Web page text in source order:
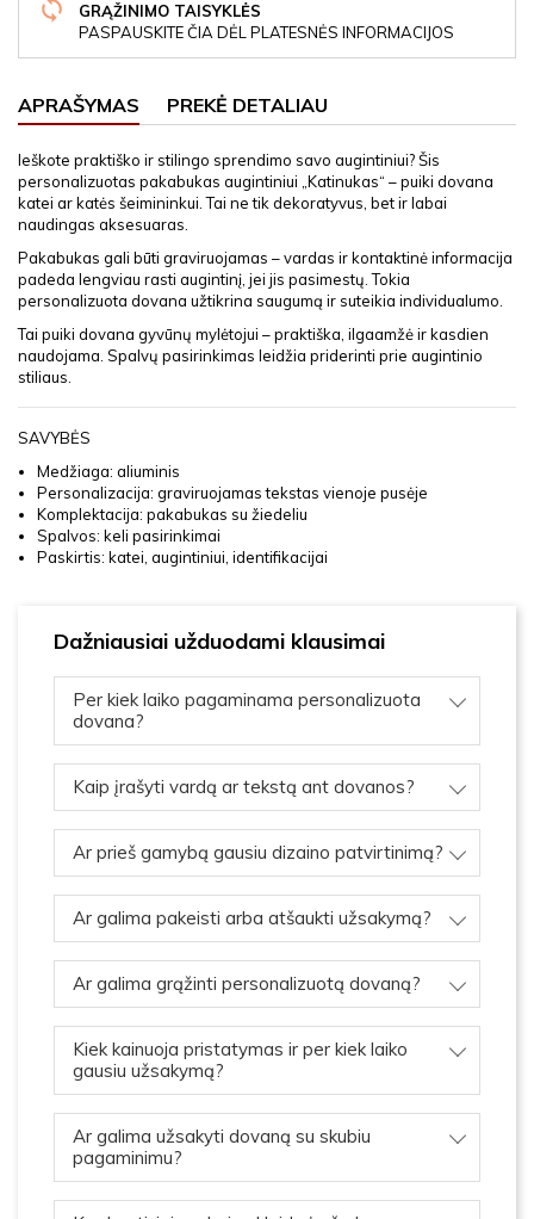
GRĄŽINIMO TAISYKLĖS
PASPAUSKITE ČIA DĖL PLATESNĖS INFORMACIJOS
APRAŠYMAS PREKĖ DETALIAU
Ieškote praktiško ir stilingo sprendimo savo augintiniui? Šis
personalizuotas pakabukas augintiniui „Katinukas“ – puiki dovana
katei ar katės šeimininkui. Tai ne tik dekoratyvus, bet ir labai
naudingas aksesuaras.
Pakabukas gali būti graviruojamas – vardas ir kontaktinė informacija
padeda lengviau rasti augintinį, jei jis pasimestų. Tokia
personalizuota dovana užtikrina saugumą ir suteikia individualumo.
Tai puiki dovana gyvūnų mylėtojui – praktiška, ilgaamžė ir kasdien
naudojama. Spalvų pasirinkimas leidžia priderinti prie augintinio
stiliaus.
SAVYBĖS
Medžiaga: aliuminis
Personalizacija: graviruojamas tekstas vienoje pusėje
Komplektacija: pakabukas su žiedeliu
Spalvos: keli pasirinkimai
Paskirtis: katei, augintiniui, identifikacijai
Dažniausiai užduodami klausimai
Per kiek laiko pagaminama personalizuota
dovana?
Kaip įrašyti vardą ar tekstą ant dovanos?
Ar prieš gamybą gausiu dizaino patvirtinimą?
Ar galima pakeisti arba atšaukti užsakymą?
Ar galima grąžinti personalizuotą dovaną?
Kiek kainuoja pristatymas ir per kiek laiko
gausiu užsakymą?
Ar galima užsakyti dovaną su skubiu
pagaminimu?